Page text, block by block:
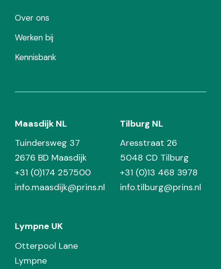
Over ons
Werken bij
Kennisbank
Maasdijk NL
Tuindersweg 37
2676 BD Maasdijk
+31 (0)174 257500
info.maasdijk@prins.nl
Tilburg NL
Aresstraat 26
5048 CD Tilburg
+31 (0)13 468 3978
info.tilburg@prins.nl
Lympne UK
Otterpool Lane
Lympne